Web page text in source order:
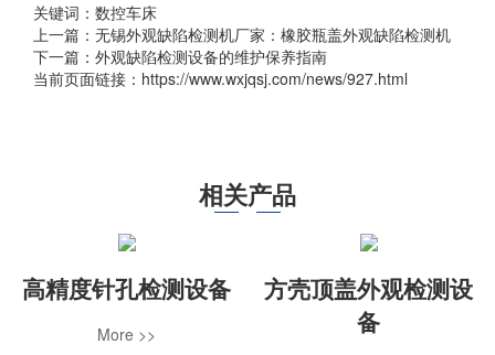
关键词：数控车床
上一篇： 无锡外观缺陷检测机厂家：橡胶瓶盖外观缺陷检测机
下一篇： 外观缺陷检测设备的维护保养指南
当前页面链接：https://www.wxjqsj.com/news/927.html
相关产品
高精度针孔检测设备
More >>
方壳顶盖外观检测设
备